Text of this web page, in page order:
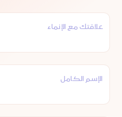
علاقتك مع الإنماء
الإسم الكامل